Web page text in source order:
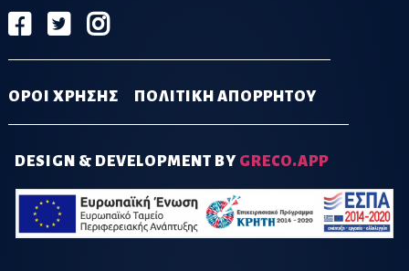
ΟΡΟΙ ΧΡΗΣΗΣ ΠΟΛΙΤΙΚΗ ΑΠΟΡΡΗΤΟΥ
DESIGN & DEVELOPMENT BY GRECO.APP